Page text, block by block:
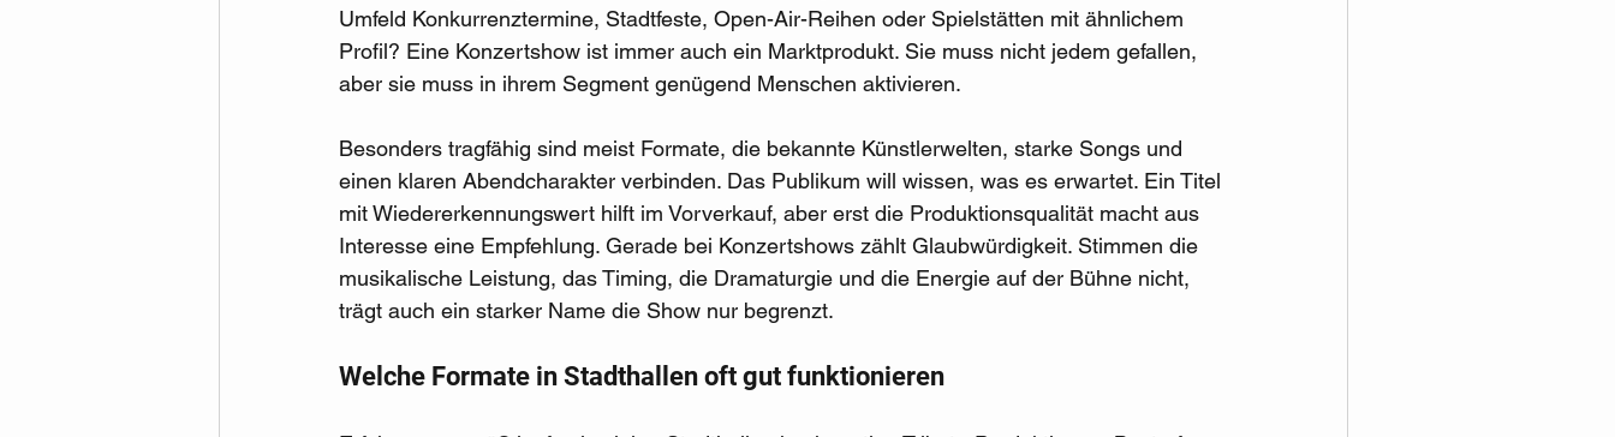
Umfeld Konkurrenztermine, Stadtfeste, Open-Air-Reihen oder Spielstätten mit ähnlichem
Profil? Eine Konzertshow ist immer auch ein Marktprodukt. Sie muss nicht jedem gefallen,
aber sie muss in ihrem Segment genügend Menschen aktivieren.
Besonders tragfähig sind meist Formate, die bekannte Künstlerwelten, starke Songs und
einen klaren Abendcharakter verbinden. Das Publikum will wissen, was es erwartet. Ein Titel
mit Wiedererkennungswert hilft im Vorverkauf, aber erst die Produktionsqualität macht aus
Interesse eine Empfehlung. Gerade bei Konzertshows zählt Glaubwürdigkeit. Stimmen die
musikalische Leistung, das Timing, die Dramaturgie und die Energie auf der Bühne nicht,
trägt auch ein starker Name die Show nur begrenzt.
Welche Formate in Stadthallen oft gut funktionieren